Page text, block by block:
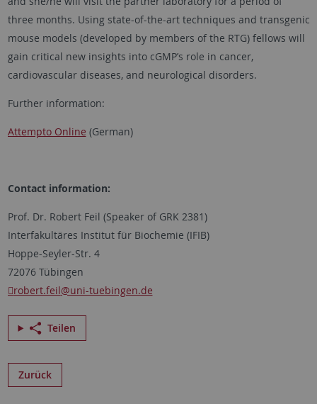
three months. Using state-of-the-art techniques and transgenic
mouse models (developed by members of the RTG) fellows will
gain critical new insights into cGMP’s role in cancer,
cardiovascular diseases, and neurological disorders.
Further information:
Attempto Online (German)
Contact information:
Prof. Dr. Robert Feil (Speaker of GRK 2381)
Interfakultäres Institut für Biochemie (IFIB)
Hoppe-Seyler-Str. 4
72076 Tübingen
robert.feil@uni-tuebingen.de
Teilen
Zurück